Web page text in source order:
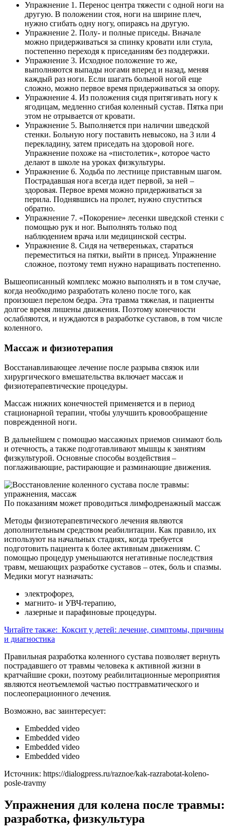
Упражнение 1. Перенос центра тяжести с одной ноги на
другую. В положении стоя, ноги на ширине плеч,
нужно сгибать одну ногу, опираясь на другую.
Упражнение 2. Полу- и полные приседы. Вначале
можно придерживаться за спинку кровати или стула,
постепенно переходя к приседаниям без поддержки.
Упражнение 3. Исходное положение то же,
выполняются выпады ногами вперед и назад, меняя
каждый раз ноги. Если шагать больной ногой еще
сложно, можно первое время придерживаться за опору.
Упражнение 4. Из положения сидя притягивать ногу к
ягодицам, медленно сгибая коленный сустав. Пятка при
этом не отрывается от кровати.
Упражнение 5. Выполняется при наличии шведской
стенки. Больную ногу поставить невысоко, на 3 или 4
перекладину, затем приседать на здоровой ноге.
Упражнение похоже на «пистолетик», которое часто
делают в школе на уроках физкультуры.
Упражнение 6. Ходьба по лестнице приставным шагом.
Пострадавшая нога всегда идет первой, за ней –
здоровая. Первое время можно придерживаться за
перила. Поднявшись на пролет, нужно спуститься
обратно.
Упражнение 7. «Покорение» лесенки шведской стенки с
помощью рук и ног. Выполнять только под
наблюдением врача или медицинской сестры.
Упражнение 8. Сидя на четвереньках, стараться
переместиться на пятки, выйти в присед. Упражнение
сложное, поэтому темп нужно наращивать постепенно.
Вышеописанный комплекс можно выполнять и в том случае,
когда необходимо разработать колено после того, как
произошел перелом бедра. Эта травма тяжелая, и пациенты
долгое время лишены движения. Поэтому конечности
ослабляются, и нуждаются в разработке суставов, в том числе
коленного.
Массаж и физиотерапия
Восстанавливающее лечение после разрыва связок или
хирургического вмешательства включает массаж и
физиотерапевтические процедуры.
Массаж нижних конечностей применяется и в период
стационарной терапии, чтобы улучшить кровообращение
поврежденной ноги.
В дальнейшем с помощью массажных приемов снимают боль
и отечность, а также подготавливают мышцы к занятиям
физкультурой. Основные способы воздействия –
поглаживающие, растирающие и разминающие движения.
По показаниям может проводиться лимфодренажный массаж
Методы физиотерапевтического лечения являются
дополнительным средством реабилитации. Как правило, их
используют на начальных стадиях, когда требуется
подготовить пациента к более активным движениям. С
помощью процедур уменьшаются негативные последствия
травм, мешающих разработке суставов – отек, боль и спазмы.
Медики могут назначать:
электрофорез,
магнито- и УВЧ-терапию,
лазерные и парафиновые процедуры.
Читайте также: Коксит у детей: лечение, симптомы, причины
и диагностика
Правильная разработка коленного сустава позволяет вернуть
пострадавшего от травмы человека к активной жизни в
кратчайшие сроки, поэтому реабилитационные мероприятия
являются неотъемлемой частью посттравматического и
послеоперационного лечения.
Возможно, вас заинтересует:
Embedded video
Embedded video
Embedded video
Embedded video
Источник: https://dialogpress.ru/raznoe/kak-razrabotat-koleno-
posle-travmy
Упражнения для колена после травмы:
разработка, физкультура